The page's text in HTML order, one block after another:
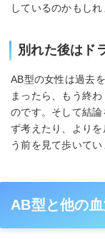
しているのかもしれ
別れた後はド
AB型の女性は過去
まったら、もう終
のです。そして結
ず考えたり、より
う前を見て歩いてい
AB型と他の